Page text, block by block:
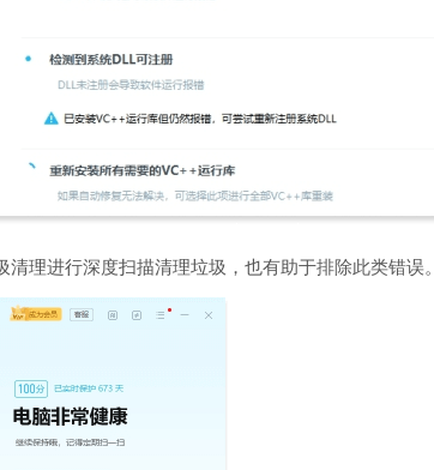
理进行深度扫描清理垃圾，也有助于排除此类错误。